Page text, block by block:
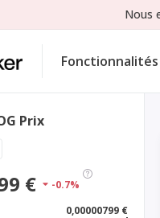
Nous
Fonctionnalités
Prix
€ -0.7%
0,00000799 €